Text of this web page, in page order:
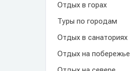
Отдых в горах
Туры по городам
Отдых в санаториях
Отдых на побережье